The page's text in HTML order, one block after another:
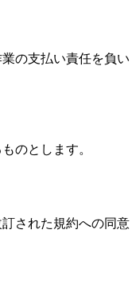
の支払い責任を負い
のとします。
された規約への同意